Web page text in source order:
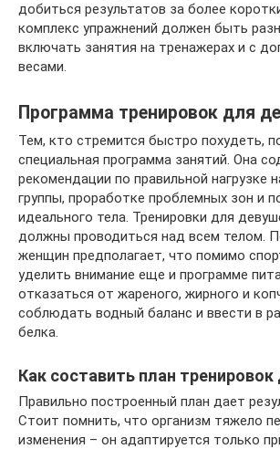
добиться результатов за более
комплекс упражнений должен быть
включать занятия на тренажерах и с
весами.
Программа тренировок для
Тем, кто стремится быстро похудеть,
специальная программа занятий. Она
рекомендации по правильной нагрузке
группы, проработке проблемных зон и
идеального тела. Тренировки для
должны проводиться над всем телом.
женщин предполагает, что помимо
уделить внимание еще и программе
отказаться от жареного, жирного и
соблюдать водный баланс и ввести в
белка.
Как составить план
Правильно построенный план дает
Стоит помнить, что организм тяжело
изменения – он адаптируется только